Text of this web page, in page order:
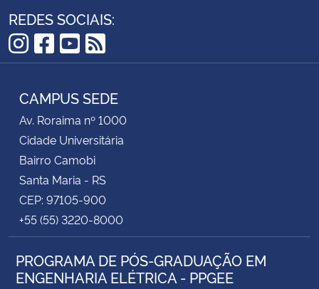
REDES SOCIAIS:
Instagram
Facebook
YouTube
RSS
CAMPUS SEDE
Av. Roraima nº 1000
Cidade Universitária
Bairro Camobi
Santa Maria - RS
CEP: 97105-900
+55 (55) 3220-8000
PROGRAMA DE PÓS-GRADUAÇÃO EM
ENGENHARIA ELÉTRICA - PPGEE